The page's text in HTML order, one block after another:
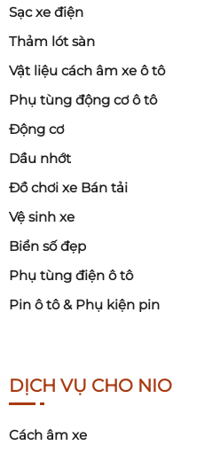
Sạc xe điện
Thảm lót sàn
Vật liệu cách âm xe ô tô
Phụ tùng động cơ ô tô
Động cơ
Dầu nhớt
Đồ chơi xe Bán tải
Vệ sinh xe
Biển số đẹp
Phụ tùng điện ô tô
Pin ô tô & Phụ kiện pin
DỊCH VỤ CHO NIO
Cách âm xe